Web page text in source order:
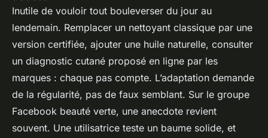
Inutile de vouloir tout bouleverser du jour au
lendemain. Remplacer un nettoyant classique par une
version certifiée, ajouter une huile naturelle, consulter
un diagnostic cutané proposé en ligne par les
marques : chaque pas compte. L’adaptation demande
de la régularité, pas de faux semblant. Sur le groupe
Facebook beauté verte, une anecdote revient
souvent. Une utilisatrice teste un baume solide, et